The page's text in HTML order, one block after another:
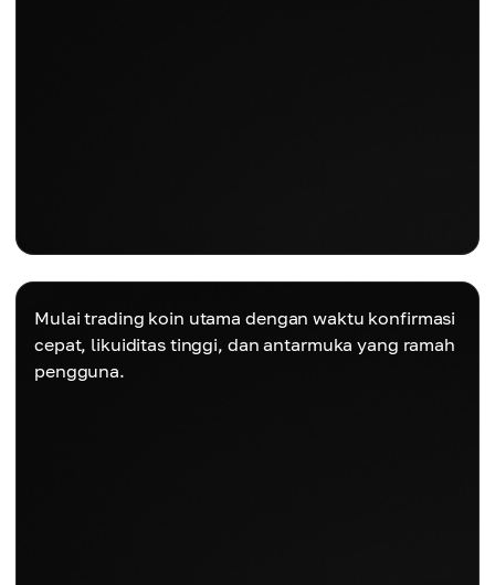
Mulai trading koin utama dengan waktu konfirmasi
cepat, likuiditas tinggi, dan antarmuka yang ramah
pengguna.